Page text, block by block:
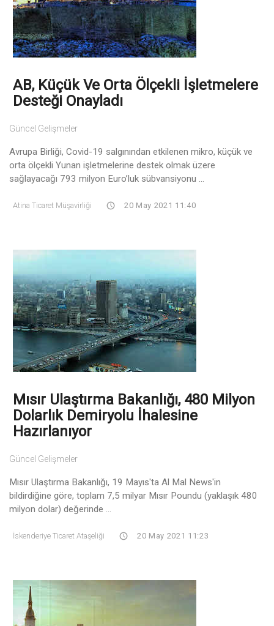
AB, Küçük Ve Orta Ölçekli İşletmelere
Desteği Onayladı
Güncel Gelişmeler
Avrupa Birliği, Covid-19 salgınından etkilenen mikro, küçük ve
orta ölçekli Yunan işletmelerine destek olmak üzere
sağlayacağı 793 milyon Euro’luk sübvansiyonu ...
Atina Ticaret Müşavirliği 20 May 2021 11:40
Mısır Ulaştırma Bakanlığı, 480 Milyon
Dolarlık Demiryolu İhalesine
Hazırlanıyor
Güncel Gelişmeler
Mısır Ulaştırma Bakanlığı, 19 Mayıs'ta Al Mal News'in
bildirdiğine göre, toplam 7,5 milyar Mısır Poundu (yaklaşık 480
milyon dolar) değerinde ...
İskenderiye Ticaret Ataşeliği 20 May 2021 11:23